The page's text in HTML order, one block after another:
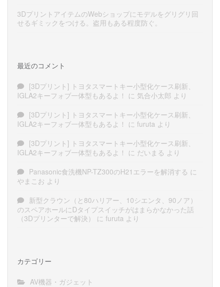
3DプリントアイテムのWebショップにモデルをグリグリ回
せるギミックをつける。盗用もある程度防ぐ。
最近のコメント
[3Dプリント] トヨタスマートキー小型化ケース刷新、
IGLA2キーフォブ一体型もあるよ！ に 気合小太郎 より
[3Dプリント] トヨタスマートキー小型化ケース刷新、
IGLA2キーフォブ一体型もあるよ！ に furuta より
[3Dプリント] トヨタスマートキー小型化ケース刷新、
IGLA2キーフォブ一体型もあるよ！ に だいまる より
Panasonic食洗機NP-TZ300のH21エラーを解消する に
やまこお より
新型クラウン（と80ハリアー、10シエンタ、90ノア）
のスペアホールにDタイプスイッチがはまらかなかった話
（3Dプリンターで解決）
に furuta より
カテゴリー
AV機器・ガジェット